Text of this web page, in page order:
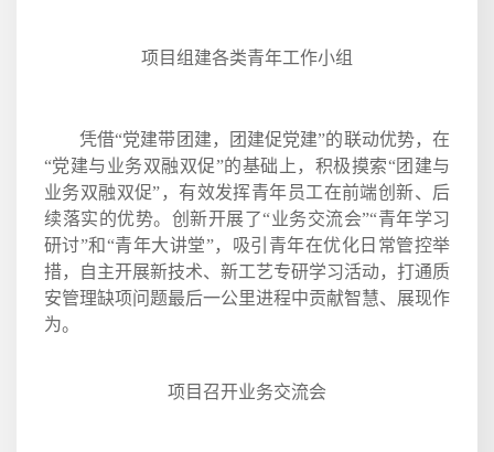
项目组建各类青年工作小组
凭借“党建带团建，团建促党建”的联动优势，在
“党建与业务双融双促”的基础上，积极摸索“团建与
业务双融双促”，有效发挥青年员工在前端创新、后
续落实的优势。创新开展了“业务交流会”“青年学习
研讨”和“青年大讲堂”，吸引青年在优化日常管控举
措，自主开展新技术、新工艺专研学习活动，打通质
安管理缺项问题最后一公里进程中贡献智慧、展现作
为。
项目召开业务交流会